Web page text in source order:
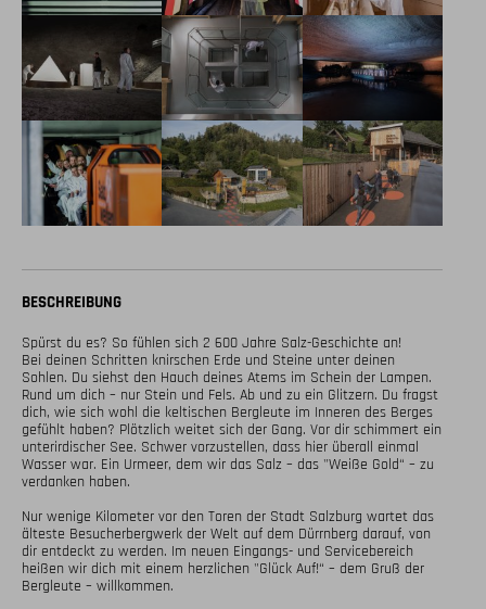
BESCHREIBUNG
Spürst du es? So fühlen sich 2 600 Jahre Salz-Geschichte an!
Bei deinen Schritten knirschen Erde und Steine unter deinen
Sohlen. Du siehst den Hauch deines Atems im Schein der Lampen.
Rund um dich – nur Stein und Fels. Ab und zu ein Glitzern. Du fragst
dich, wie sich wohl die keltischen Bergleute im Inneren des Berges
gefühlt haben? Plötzlich weitet sich der Gang. Vor dir schimmert ein
unterirdischer See. Schwer vorzustellen, dass hier überall einmal
Wasser war. Ein Urmeer, dem wir das Salz – das "Weiße Gold“ – zu
verdanken haben.
Nur wenige Kilometer vor den Toren der Stadt Salzburg wartet das
älteste Besucherbergwerk der Welt auf dem Dürrnberg darauf, von
dir entdeckt zu werden. Im neuen Eingangs- und Servicebereich
heißen wir dich mit einem herzlichen "Glück Auf!“ – dem Gruß der
Bergleute – willkommen.